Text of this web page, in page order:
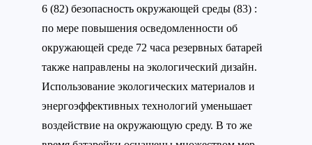
6 (82) безопасность окружающей среды (83) :
по мере повышения осведомленности об
окружающей среде 72 часа резервных батарей
также направлены на экологический дизайн.
Использование экологических материалов и
энергоэффективных технологий уменьшает
воздействие на окружающую среду. В то же